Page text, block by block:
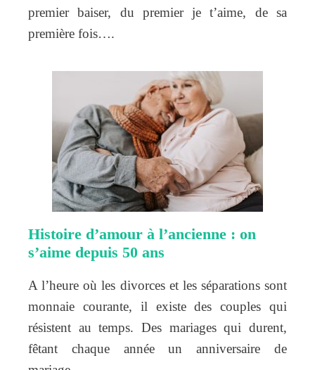
premier baiser, du premier je t’aime, de sa
première fois….
Histoire d’amour à l’ancienne : on
s’aime depuis 50 ans
A l’heure où les divorces et les séparations sont
monnaie courante, il existe des couples qui
résistent au temps. Des mariages qui durent,
fêtant chaque année un anniversaire de